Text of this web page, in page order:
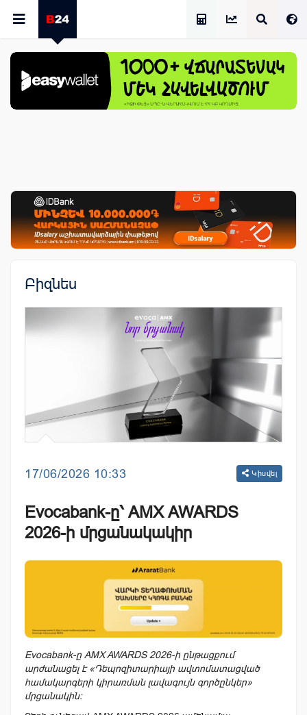
Բիզնես
17/06/2026 10:33 Կիսվել
Evocabank-ը՝ AMX AWARDS
2026-ի մրցանակակիր
Evocabank-ը AMX AWARDS 2026-ի ընթացքում
արժանացել է «Դեպոզիտարիայի ավտոմատացված
համակարգերի կիրառման լավագույն գործընկեր»
մրցանակին։